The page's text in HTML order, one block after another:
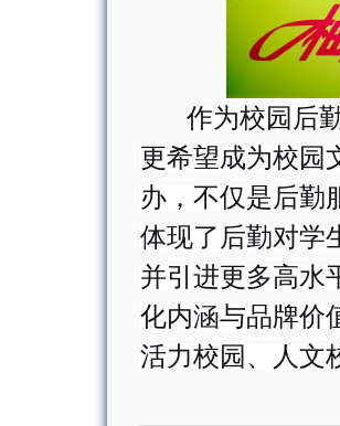
作为校园后
更希望成为校园
办，不仅是后勤
体现了后勤对学
并引进更多高水
化内涵与品牌价
活力校园、人文